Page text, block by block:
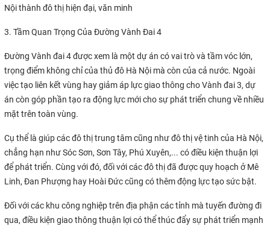
Nội thành đô thị hiện đại, văn minh
3. Tầm Quan Trọng Của Đường Vành Đai 4
Đường Vành đai 4 được xem là một dự án có vai trò và tầm vóc lớn,
trọng điểm không chỉ của thủ đô Hà Nội mà còn của cả nước. Ngoài
việc tạo liên kết vùng hay giảm áp lực giao thông cho Vành đai 3, dự
án còn góp phần tạo ra động lực mới cho sự phát triển chung về nhiều
mặt trên toàn vùng.
Cụ thể là giúp các đô thị trung tâm cũng như đô thị vệ tinh của Hà Nội,
chẳng hạn như Sóc Sơn, Sơn Tây, Phú Xuyên,... có điều kiện thuận lợi
để phát triển. Cùng với đó, đối với các đô thị đã được quy hoạch ở Mê
Linh, Đan Phượng hay Hoài Đức cũng có thêm động lực tạo sức bật.
Đối với các khu công nghiệp trên địa phận các tỉnh mà tuyến đường đi
qua, điều kiện giao thông thuận lợi có thể thúc đẩy sự phát triển mạnh